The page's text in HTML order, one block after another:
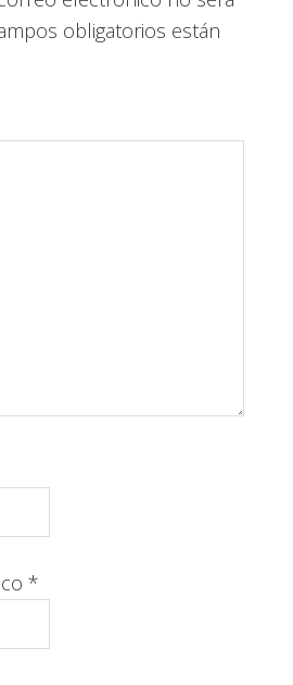
obligatorios están
*